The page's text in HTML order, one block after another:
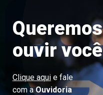
Queremos
ouvir você
Clique aquie fale
com aOuvidoria